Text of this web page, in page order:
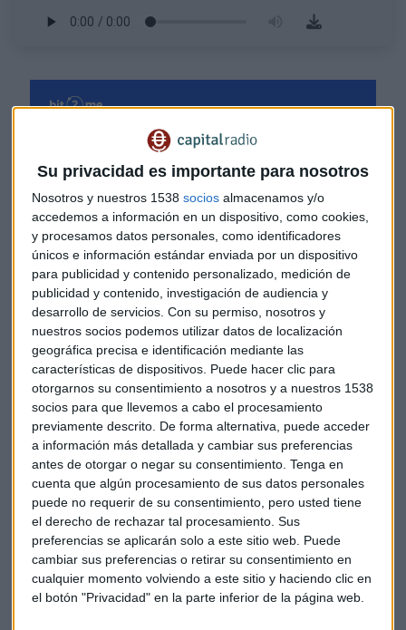
Su privacidad es importante para nosotros
Nosotros y nuestros 1538 socios almacenamos y/o
accedemos a información en un dispositivo, como cookies,
y procesamos datos personales, como identificadores
únicos e información estándar enviada por un dispositivo
para publicidad y contenido personalizado, medición de
publicidad y contenido, investigación de audiencia y
desarrollo de servicios. Con su permiso, nosotros y
nuestros socios podemos utilizar datos de localización
geográfica precisa e identificación mediante las
características de dispositivos. Puede hacer clic para
otorgarnos su consentimiento a nosotros y a nuestros 1538
socios para que llevemos a cabo el procesamiento
previamente descrito. De forma alternativa, puede acceder
a información más detallada y cambiar sus preferencias
antes de otorgar o negar su consentimiento. Tenga en
cuenta que algún procesamiento de sus datos personales
puede no requerir de su consentimiento, pero usted tiene
el derecho de rechazar tal procesamiento. Sus
preferencias se aplicarán solo a este sitio web. Puede
cambiar sus preferencias o retirar su consentimiento en
cualquier momento volviendo a este sitio y haciendo clic en
el botón "Privacidad" en la parte inferior de la página web.